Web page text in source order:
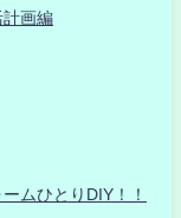
計画編
ムひとりDIY！！